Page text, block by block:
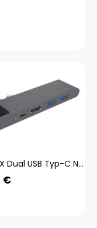
ICY BOX Dual USB Typ-C Notebook DockingStation IB-DK4039-2C
€